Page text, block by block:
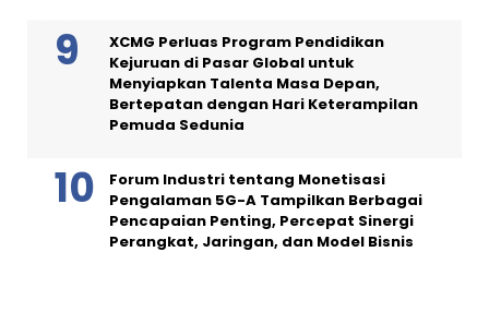
XCMG Perluas Program Pendidikan
Kejuruan di Pasar Global untuk
Menyiapkan Talenta Masa Depan,
Bertepatan dengan Hari Keterampilan
Pemuda Sedunia
Forum Industri tentang Monetisasi
Pengalaman 5G-A Tampilkan Berbagai
Pencapaian Penting, Percepat Sinergi
Perangkat, Jaringan, dan Model Bisnis